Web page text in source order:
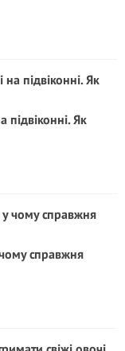
підвіконні. Як
справжня